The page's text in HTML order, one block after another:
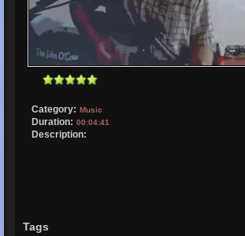
Category: Music
Duration: 00:04:41
Description:
Tags